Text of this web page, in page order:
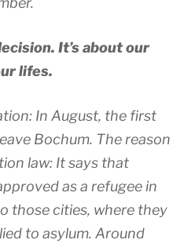
It’s about our
lifes.
In August, the first
Bochum. The reason
law: It says that
as a refugee in
those cities, where they
to asylum. Around